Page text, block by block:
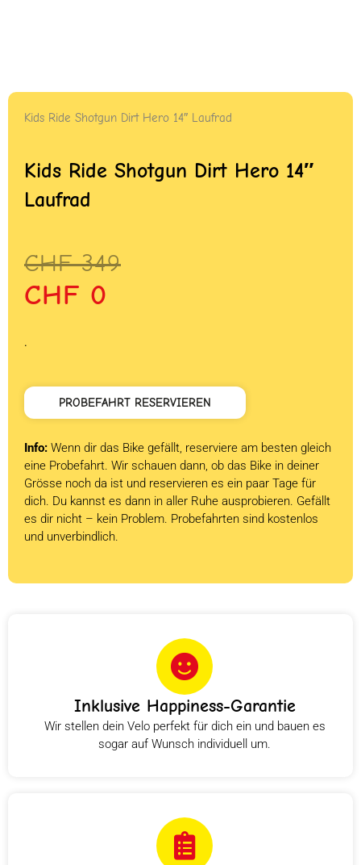
Kids Ride Shotgun Dirt Hero 14″ Laufrad
Kids Ride Shotgun Dirt Hero 14″
Laufrad
CHF349
Ursprünglicher
Preis
war:
CHF 349
CHF 0
Aktueller
Preis
ist:
CHF 0.
.
PROBEFAHRT RESERVIEREN
Info: Wenn dir das Bike gefällt, reserviere am besten gleich
eine Probefahrt. Wir schauen dann, ob das Bike in deiner
Grösse noch da ist und reservieren es ein paar Tage für
dich. Du kannst es dann in aller Ruhe ausprobieren. Gefällt
es dir nicht – kein Problem. Probefahrten sind kostenlos
und unverbindlich.
Inklusive Happiness-Garantie
Wir stellen dein Velo perfekt für dich ein und bauen es
sogar auf Wunsch individuell um.